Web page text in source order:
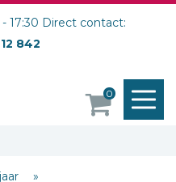
17:30 Direct contact:
842
0